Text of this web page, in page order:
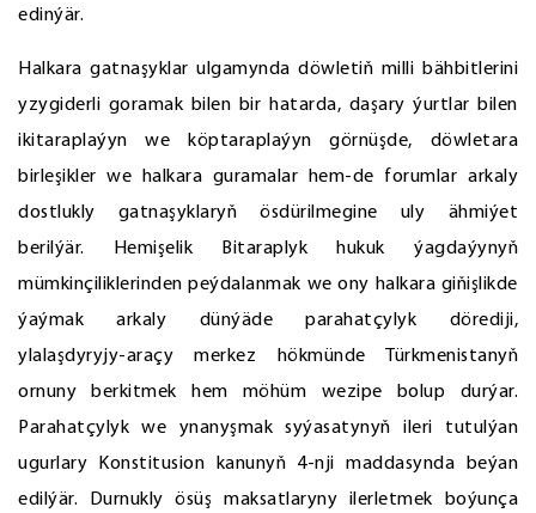
edinýär.
Halkara gatnaşyklar ulgamynda döwletiň milli bähbitlerini
yzygiderli goramak bilen bir hatarda, daşary ýurtlar bilen
ikitaraplaýyn we köptaraplaýyn görnüşde, döwletara
birleşikler we halkara guramalar hem-de forumlar arkaly
dostlukly gatnaşyklaryň ösdürilmegine uly ähmiýet
berilýär. Hemişelik Bitaraplyk hukuk ýagdaýynyň
mümkinçiliklerinden peýdalanmak we ony halkara giňişlikde
ýaýmak arkaly dünýäde parahatçylyk dörediji,
ylalaşdyryjy-araçy merkez hökmünde Türkmenistanyň
ornuny berkitmek hem möhüm wezipe bolup durýar.
Parahatçylyk we ynanyşmak syýasatynyň ileri tutulýan
ugurlary Konstitusion kanunyň 4-nji maddasynda beýan
edilýär. Durnukly ösüş maksatlaryny ilerletmek boýunça